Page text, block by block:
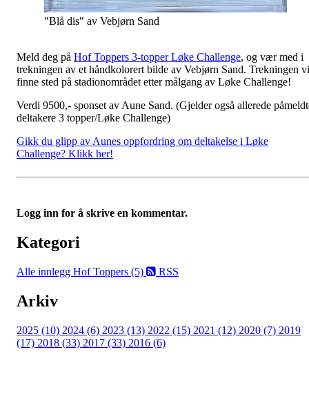
"Blå dis" av Vebjørn Sand
Meld deg på Hof Toppers 3-topper Løke Challenge, og vær med i
trekningen av et håndkolorert bilde av Vebjørn Sand. Trekningen
finne sted på stadionområdet etter målgang av Løke Challenge!
Verdi 9500,- sponset av Aune Sand. (Gjelder også allerede
deltakere 3 topper/Løke Challenge)
Gikk du glipp av Aunes oppfordring om deltakelse i Løke
Challenge? Klikk her!
Logg inn for å skrive en kommentar.
Kategori
Alle innlegg Hof Toppers (5) RSS
Arkiv
2025 (10) 2024 (6) 2023 (13) 2022 (15) 2021 (12) 2020 (7) 2019
(17) 2018 (33) 2017 (33) 2016 (6)